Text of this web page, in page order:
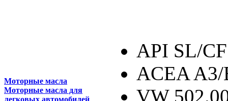
Моторные масла
Моторные масла для
легковых автомобилей
API SL/CF
ACEA
VW